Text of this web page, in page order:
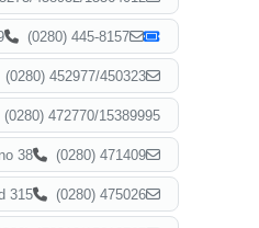
(0280) 445-8157
(0280) 452977/450323
(0280) 472770/15389995
38 (0280) 471409
315 (0280) 475026